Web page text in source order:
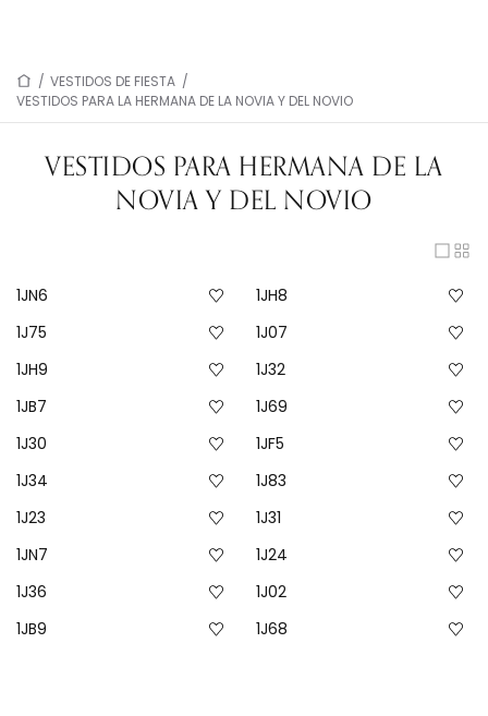
/ VESTIDOS DE FIESTA /
VESTIDOS PARA LA HERMANA DE LA NOVIA Y DEL NOVIO
VESTIDOS PARA HERMANA DE LA
NOVIA Y DEL NOVIO
1JN6
1JH8
1J75
1J07
1JH9
1J32
1JB7
1J69
1J30
1JF5
1J34
1J83
1J23
1J31
1JN7
1J24
1J36
1J02
1JB9
1J68